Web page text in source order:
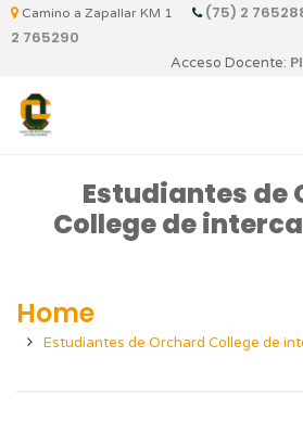
Camino a Zapallar KM 1 (75) 2
2 765290
Acceso Docente:
Estudiantes de
College de
Home
Estudiantes de Orchard College de